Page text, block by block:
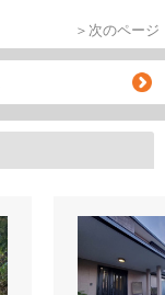
＞次のページ